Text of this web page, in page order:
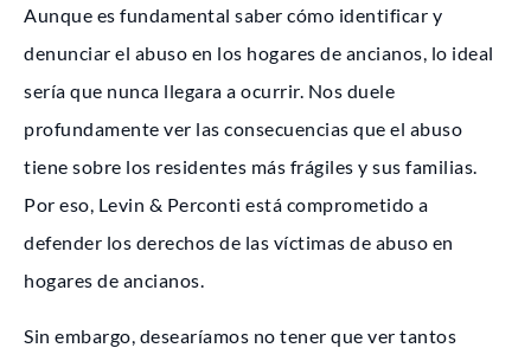
Aunque es fundamental saber cómo identificar y
denunciar el abuso en los hogares de ancianos, lo ideal
sería que nunca llegara a ocurrir. Nos duele
profundamente ver las consecuencias que el abuso
tiene sobre los residentes más frágiles y sus familias.
Por eso, Levin & Perconti está comprometido a
defender los derechos de las víctimas de abuso en
hogares de ancianos.
Sin embargo, desearíamos no tener que ver tantos